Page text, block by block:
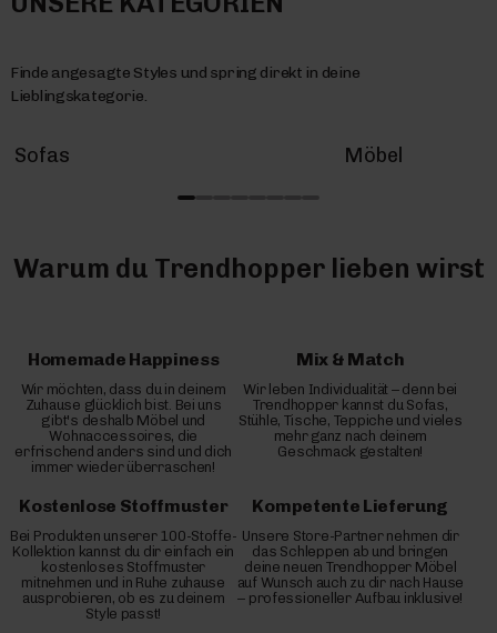
Finde angesagte Styles und spring direkt in deine
Lieblingskategorie.
Sofas Möbel
Warum du Trendhopper lieben wirst
Homemade Happiness
Wir möchten, dass du in deinem
Zuhause glücklich bist. Bei uns
gibt's deshalb Möbel und
Wohnaccessoires, die
erfrischend anders sind und dich
immer wieder überraschen!
Mix & Match
Wir leben Individualität – denn bei
Trendhopper kannst du Sofas,
Stühle, Tische, Teppiche und vieles
mehr ganz nach deinem
Geschmack gestalten!
Kostenlose Stoffmuster
Bei Produkten unserer 100-Stoffe-
Kollektion kannst du dir einfach ein
kostenloses Stoffmuster
mitnehmen und in Ruhe zuhause
ausprobieren, ob es zu deinem
Style passt!
Kompetente Lieferung
Unsere Store-Partner nehmen dir
das Schleppen ab und bringen
deine neuen Trendhopper Möbel
auf Wunsch auch zu dir nach Hause
– professioneller Aufbau inklusive!